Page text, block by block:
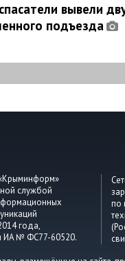
вывели
подъезда
службой
года,
ИА № ФС77-60520.
по